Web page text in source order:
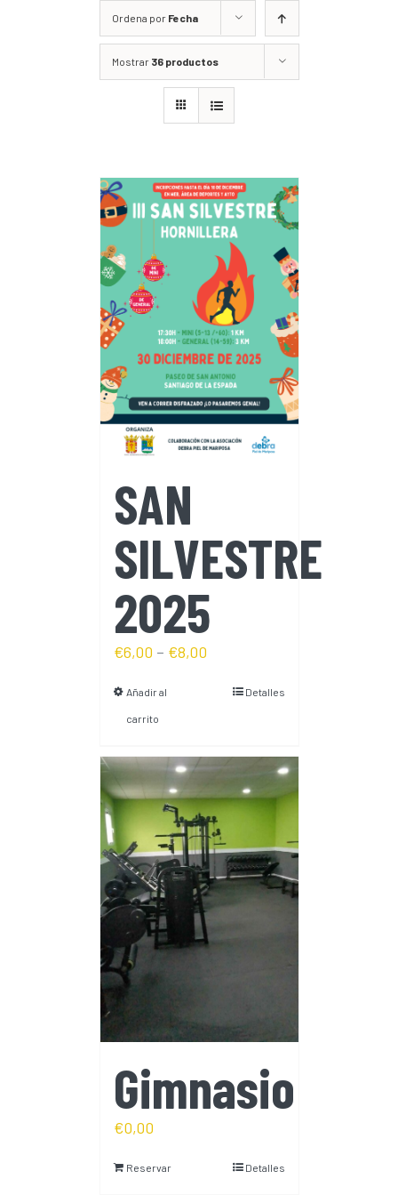
Ordena por Fecha
Mostrar 36 productos
SAN
SILVESTRE
2025
€6,00 – €8,00
Añadir al
carrito
Detalles
Gimnasio
€0,00
Reservar Detalles